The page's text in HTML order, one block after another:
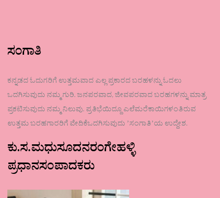
ಸಂಗಾತಿ
ಕನ್ನಡದ ಓದುಗರಿಗೆ ಉತ್ತಮವಾದ ಎಲ್ಲ ಪ್ರಕಾರದ ಬರಹಳನ್ನು ಓದಲು
ಒದಗಿಸುವುದು ನಮ್ಮ ಗುರಿ. ಜನಪರವಾದ, ಜೀವಪರವಾದ ಬರಹಗಳನ್ನು ಮಾತ್ರ
ಪ್ರಕಟಿಸುವುದು ನಮ್ಮ ನಿಲುವು. ಪ್ರತಿಭೆಯಿದ್ದೂ ಎಲೆಮರೆಕಾಯಿಗಳಂತಿರುವ
ಉತ್ತಮ ಬರಹಗಾರರಿಗೆ ವೇದಿಕೆಒದಗಿಸುವುದು ʼಸಂಗಾತಿʼಯ ಉದ್ದೇಶ.
ಕು.ಸ.ಮಧುಸೂದನರಂಗೇಹಳ್ಳಿ
ಪ್ರಧಾನಸಂಪಾದಕರು